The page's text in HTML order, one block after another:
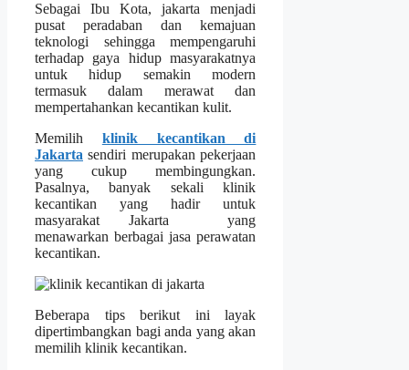
Sebagai Ibu Kota, jakarta menjadi
pusat peradaban dan kemajuan
teknologi sehingga mempengaruhi
terhadap gaya hidup masyarakatnya
untuk hidup semakin modern
termasuk dalam merawat dan
mempertahankan kecantikan kulit.
Memilih klinik kecantikan di
Jakarta sendiri merupakan pekerjaan
yang cukup membingungkan.
Pasalnya, banyak sekali klinik
kecantikan yang hadir untuk
masyarakat Jakarta yang
menawarkan berbagai jasa perawatan
kecantikan.
Beberapa tips berikut ini layak
dipertimbangkan bagi anda yang akan
memilih klinik kecantikan.